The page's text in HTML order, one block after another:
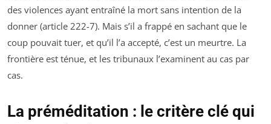
des violences ayant entraîné la mort sans intention de la
donner (article 222-7). Mais s’il a frappé en sachant que le
coup pouvait tuer, et qu’il l’a accepté, c’est un meurtre. La
frontière est ténue, et les tribunaux l’examinent au cas par
cas.
La préméditation : le critère clé qui